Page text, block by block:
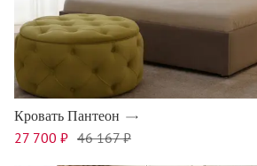
Кровать Пантеон
27 700 ₽ 46 167 ₽